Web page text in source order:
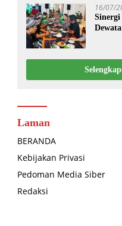
16/07/
Sinergi
Laman
BERANDA
Kebijakan Privasi
Pedoman Media Siber
Redaksi